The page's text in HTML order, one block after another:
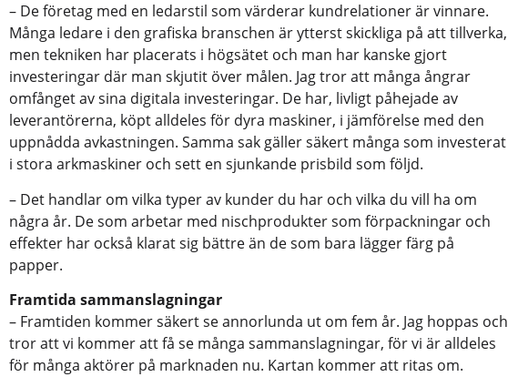
– De företag med en ledarstil som värderar kundrelationer är vinnare.
Många ledare i den grafiska branschen är ytterst skickliga på att tillverka,
men tekniken har placerats i högsätet och man har kanske gjort
investeringar där man skjutit över målen. Jag tror att många ångrar
omfånget av sina digitala investeringar. De har, livligt påhejade av
leverantörerna, köpt alldeles för dyra maskiner, i jämförelse med den
uppnådda avkastningen. Samma sak gäller säkert många som investerat
i stora arkmaskiner och sett en sjunkande prisbild som följd.
– Det handlar om vilka typer av kunder du har och vilka du vill ha om
några år. De som arbetar med nischprodukter som förpackningar och
effekter har också klarat sig bättre än de som bara lägger färg på
papper.
Framtida sammanslagningar
– Framtiden kommer säkert se annorlunda ut om fem år. Jag hoppas och
tror att vi kommer att få se många sammanslagningar, för vi är alldeles
för många aktörer på marknaden nu. Kartan kommer att ritas om.